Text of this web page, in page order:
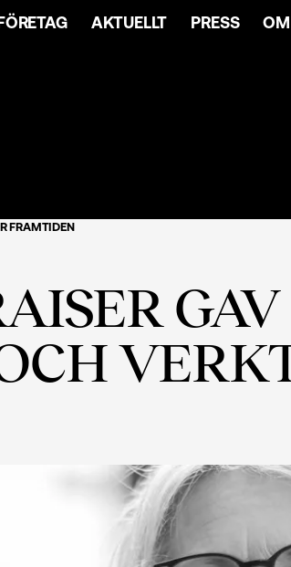
AKTUELLT PRESS OM
FRAMTIDEN